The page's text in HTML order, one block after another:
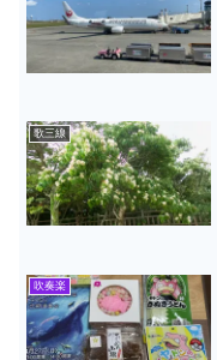
歌三線
吹奏楽